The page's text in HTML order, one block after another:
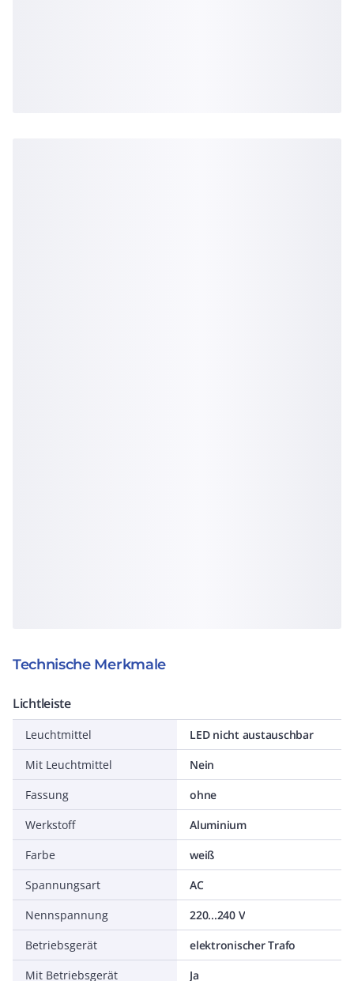
Technische Merkmale
Lichtleiste
Leuchtmittel
LED nicht austauschbar
Mit Leuchtmittel
Nein
Fassung
ohne
Werkstoff
Aluminium
Farbe
weiß
Spannungsart
AC
Nennspannung
220...240 V
Betriebsgerät
elektronischer Trafo
Mit Betriebsgerät
Ja